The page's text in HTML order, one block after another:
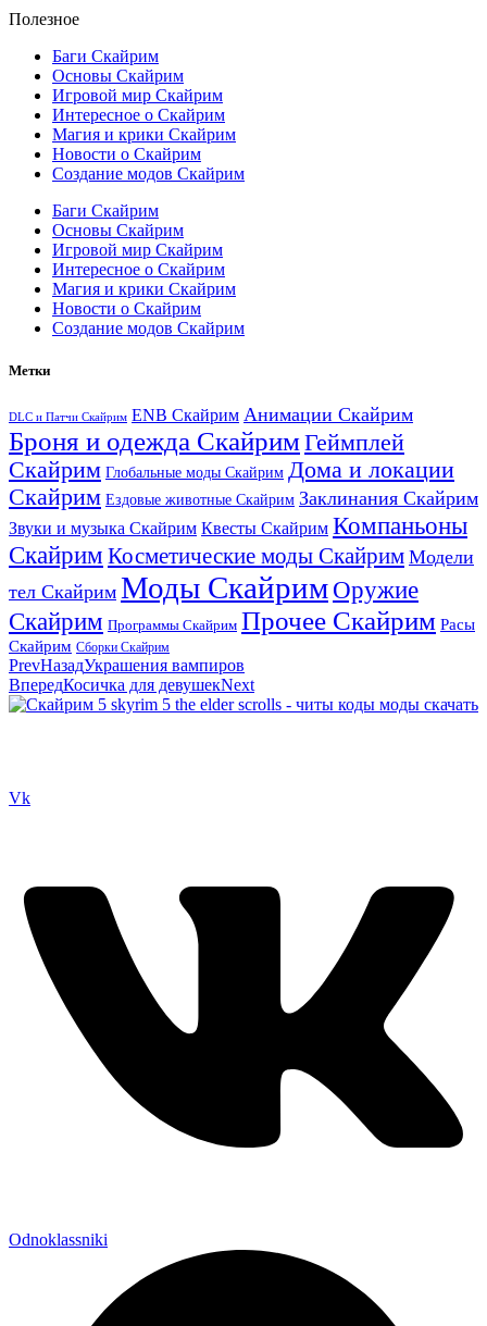
Полезное
Баги Скайрим
Основы Скайрим
Игровой мир Скайрим
Интересное о Скайрим
Магия и крики Скайрим
Новости о Скайрим
Создание модов Скайрим
Баги Скайрим
Основы Скайрим
Игровой мир Скайрим
Интересное о Скайрим
Магия и крики Скайрим
Новости о Скайрим
Создание модов Скайрим
Метки
DLC и Патчи Скайрим ENB Скайрим Анимации Скайрим
Броня и одежда СкайримГеймплей
Скайрим Глобальные моды Скайрим Дома и локации
Скайрим Ездовые животные Скайрим Заклинания Скайрим
Звуки и музыка Скайрим Квесты Скайрим Компаньоны
Скайрим Косметические моды Скайрим Модели
тел Скайрим Моды Скайрим Оружие
Скайрим Программы Скайрим Прочее Скайрим Расы
Скайрим Сборки Скайрим
PrevНазадУкрашения вампиров
ВпередКосичка для девушекNext
Vk
Odnoklassniki